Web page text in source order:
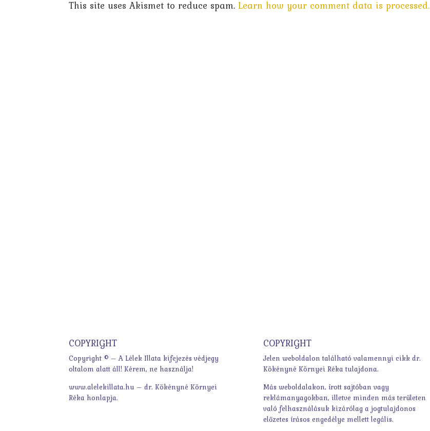
This site uses Akismet to reduce spam.Learn how your comment data is processed.
COPYRIGHT
Copyright © – A Lélek Illata kifejezés védjegy
oltalom alatt áll! Kérem, ne használja!
www.alelekillata.hu – dr. Kökényné Környei
Réka honlapja.
COPYRIGHT
Jelen weboldalon található valamennyi cikk dr.
Kökényné Környei Réka tulajdona.
Más weboldalakon, írott sajtóban vagy
reklámanyagokban, illetve minden más területen
való felhasználásuk kizárólag a jogtulajdonos
előzetes írásos engedélye mellett legális.